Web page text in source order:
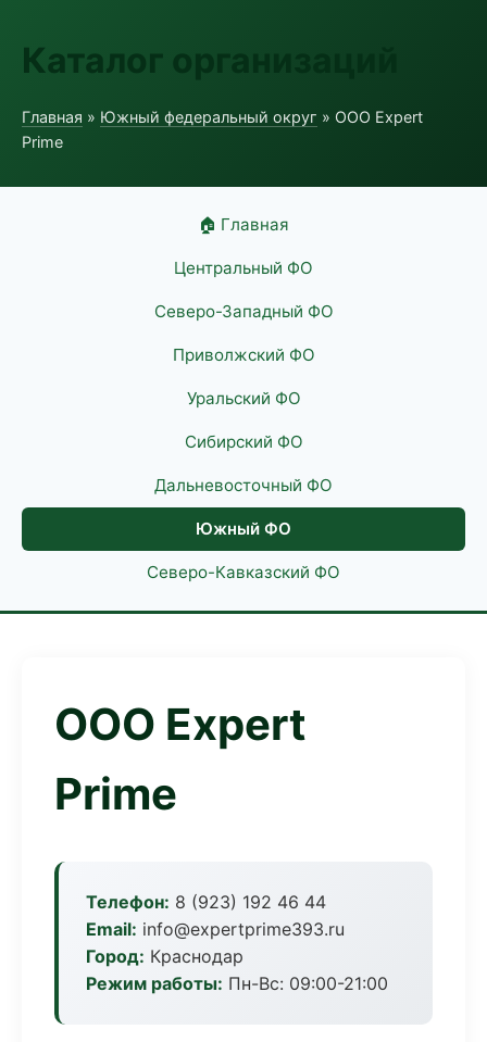
Каталог организаций
Главная » Южный федеральный округ » ООО Expert
Prime
🏠 Главная
Центральный ФО
Северо-Западный ФО
Приволжский ФО
Уральский ФО
Сибирский ФО
Дальневосточный ФО
Южный ФО
Северо-Кавказский ФО
ООО Expert
Prime
Телефон: 8 (923) 192 46 44
Email: info@expertprime393.ru
Город: Краснодар
Режим работы: Пн-Вс: 09:00-21:00